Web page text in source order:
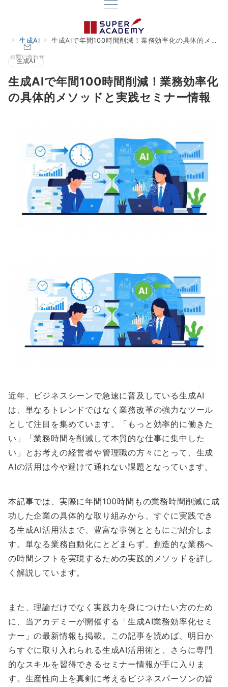
お問い合わせ
生成AI 生成AIで年間100時間削減！業務効率化の具体的メソッドと実践セミナー情報
生成AI
生成AIで年間100時間削減！業務効率化
の具体的メソッドと実践セミナー情報
近年、ビジネスシーンで急速に普及している生成AI
は、単なるトレンドではなく業務改革の強力なツール
として注目を集めています。「もっと効率的に働きた
い」「業務時間を削減して本質的な仕事に集中した
い」とお考えの経営者や管理職の方々にとって、生成
AIの活用は今や避けて通れない課題となっています。
本記事では、実際に年間100時間もの業務時間削減に成
功した企業の具体的な取り組みから、すぐに実践でき
る生成AI活用法まで、豊富な事例とともにご紹介しま
す。単なる業務自動化にとどまらず、創造的な業務へ
の時間シフトを実現するための実践的メソッドを詳し
く解説しています。
また、理論だけでなく実践力を身につけたい方のため
に、当アカデミーが開催する「生成AI業務効率化セミ
ナー」の最新情報も掲載。この記事を読めば、明日か
らすぐに取り入れられる生成AI活用術と、さらに専門
的なスキルを習得できるセミナー情報が手に入りま
す。生産性向上を真剣に考えるビジネスパーソンの皆